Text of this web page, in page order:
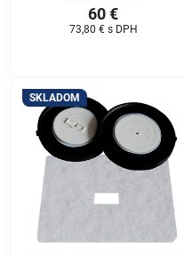
60 €
73,80 € s DPH
SKLADOM